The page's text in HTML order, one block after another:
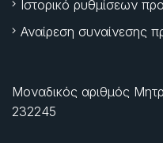
Ιστορικό ρυθμίσεων
Αναίρεση συναίνεσης
Μοναδικός αριθμός
232245